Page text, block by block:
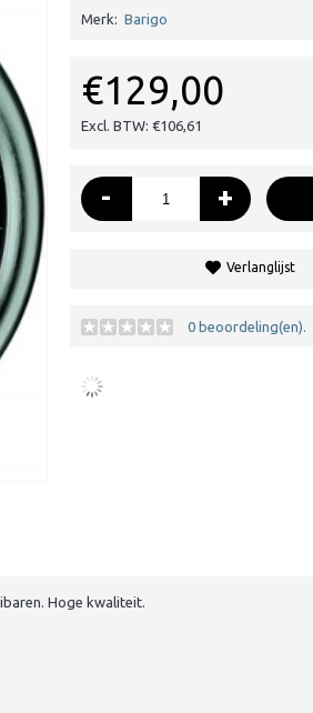
Merk: Barigo
€129,00
Excl. BTW: €106,61
- +
Verlanglijst
0 beoordeling(en).
Hoge kwaliteit.